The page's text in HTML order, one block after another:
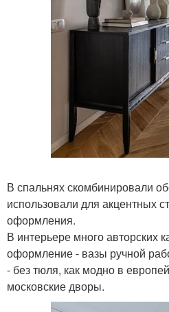
В спальнях скомбинировали
использовали для акцентных
оформления.
В интерьере много авторских
оформление - вазы ручной
- без тюля, как модно в
московские дворы.